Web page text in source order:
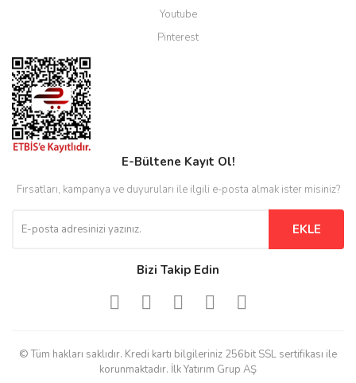
Youtube
Pinterest
E-Bültene Kayıt Ol!
Fırsatları, kampanya ve duyuruları ile ilgili e-posta almak ister misiniz?
EKLE
Bizi Takip Edin
© Tüm hakları saklıdır. Kredi kartı bilgileriniz 256bit SSL sertifikası ile
korunmaktadır. İlk Yatırım Grup AŞ